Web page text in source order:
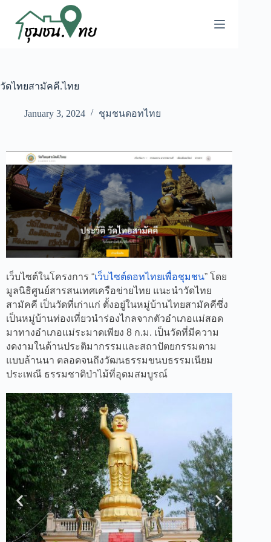
วัดไทยสามัคคี.ไทย
January 3, 2024 ชุมชนดอทไทย
เว็บไซต์ในโครงการ “เว็บไซต์ดอทไทยเพื่อชุมชน” โดย
มูลนิธิศูนย์สารสนเทศเครือข่ายไทย แนะนำวัดไทย
สามัคคี เป็นวัดที่เก่าแก่ ตั้งอยู่ในหมู่บ้านไทยสามัคคีซึ่ง
เป็นหมู่บ้านท่องเที่ยวนำร่องไกลจากตัวอำเภอแม่สอด
มาทางอำเภอแม่ระมาดเพียง 8 ก.ม. เป็นวัดที่มีความ
งดงามในด้านประติมากรรมและสถาปัตยกรรมตาม
แบบล้านนา ตลอดจนถึงวัฒนธรรมขนบธรรมเนียม
ประเพณี ธรรมชาติป่าไม้ที่อุดมสมบูรณ์